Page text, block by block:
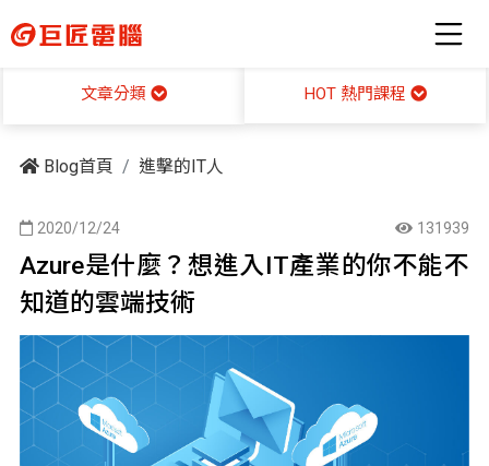
文章分類 HOT 熱門課程
Blog首頁 進擊的IT人
2020/12/24 131939
Azure是什麼？想進入IT產業的你不能不
知道的雲端技術